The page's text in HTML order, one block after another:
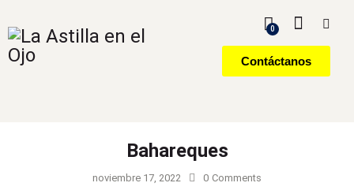
0
Contáctanos
Bahareques
noviembre 17, 2022 0 Comments